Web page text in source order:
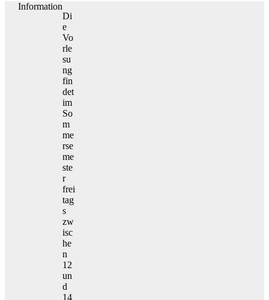
Information
Di
e
Vo
rle
su
ng
fin
det
im
So
m
me
rse
me
ste
r
frei
tag
s
zw
isc
he
n
12
un
d
14